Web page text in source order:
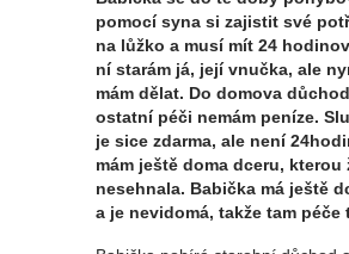
pomocí syna si zajistit své
na lůžko a musí mít 24
ní starám já, její vnučka, ale
mám dělat. Do domova
ostatní péči nemám peníze.
je sice zdarma, ale není
mám ještě doma dceru,
nesehnala. Babička má ještě
a je nevidomá, takže tam